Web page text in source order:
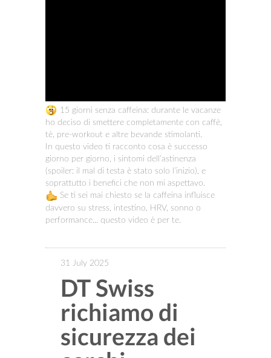
15 giorni senza caffeina: durante le vacanze
ho deciso di smettere completamente con caffè,
tè, pre-workout e altre bevande stimolanti.
In questo video ti racconto cosa è successo
giorno per giorno, i sintomi dell’astinenza
(spoiler: il mal di testa è stato solo l’inizio), e
soprattutto i benefici che non mi aspettavo.
Se ti sei mai chiesto se la caffeina influisce
davvero su stress, intestino, HRV, sonno o
performance... questo video è per te.
31 July 2025
DT Swiss
richiamo di
sicurezza dei